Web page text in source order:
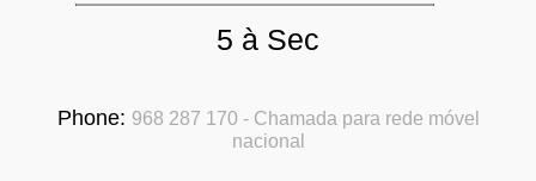
5 à Sec
Phone: 968 287 170 - Chamada para rede móvel
nacional